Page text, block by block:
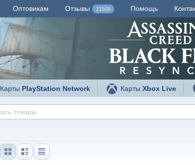
Оптовикам Отзывы 21509 Помощь
Карты PlayStation Network КартыXbox Live